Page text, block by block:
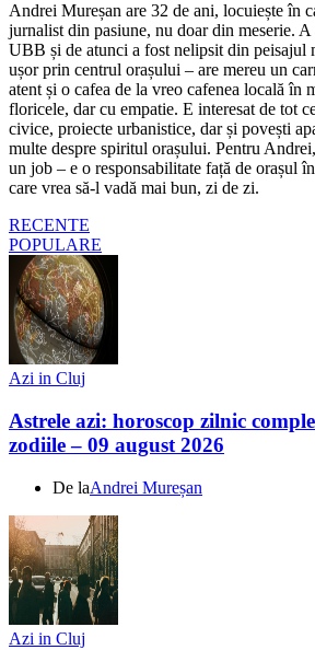
Andrei Mureșan are 32 de ani, locuiește în
jurnalist din pasiune, nu doar din meserie.
UBB și de atunci a fost nelipsit din peisajul
ușor prin centrul orașului – are mereu un
atent și o cafea de la vreo cafenea locală în
floricele, dar cu empatie. E interesat de tot
civice, proiecte urbanistice, dar și povești
multe despre spiritul orașului. Pentru
un job – e o responsabilitate față de orașul
care vrea să-l vadă mai bun, zi de zi.
RECENTE
POPULARE
Azi in Cluj
Astrele azi: horoscop zilnic
zodiile – 09 august 2026
De laAndrei Mureșan
Azi in Cluj